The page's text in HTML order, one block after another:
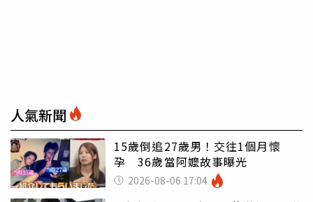
人氣新聞
15歲倒追27歲男！交往1個月懷
孕 36歲當阿嬤故事曝光
2026-08-06 17:04